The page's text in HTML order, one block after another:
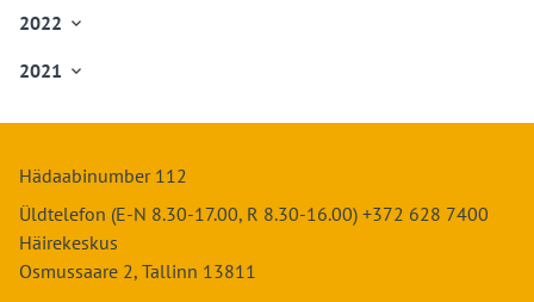
Juuli
August
Oktoober
Detsember
Mai
Juuli
Oktoober
Detsember
Märts
Mai
Juuli
September
Oktoober
November
Detsember
Veebruar
Märts
Mai
Juuli
August
September
Oktoober
2022 
Veebruar
Mai
Juuli
August
September
2021 
Veebruar
Aprill
Mai
Juuni
Juuli
Hädaabinumber 112
Üldtelefon (E-N 8.30-17.00, R 8.30-16.00) +372 628 7400
Häirekeskus
Osmussaare 2, Tallinn 13811